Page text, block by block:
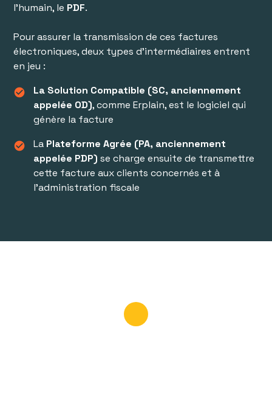
l’humain, le PDF.
Pour assurer la transmission de ces factures
électroniques, deux types d’intermédiaires entrent
en jeu :
check_circle
La Solution Compatible (SC, anciennement
appelée OD), comme Erplain, est le logiciel qui
génère la facture
check_circle La Plateforme Agrée (PA, anciennement
appelée PDP) se charge ensuite de transmettre
cette facture aux clients concernés et à
l’administration fiscale